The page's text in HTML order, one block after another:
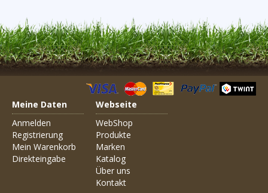
Meine Daten
Anmelden
Registrierung
Mein Warenkorb
Direkteingabe
Webseite
WebShop
Produkte
Marken
Katalog
Über uns
Kontakt